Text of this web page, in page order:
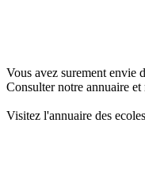
Vous avez surement envie
Consulter notre annuaire et
Visitez l'annuaire des